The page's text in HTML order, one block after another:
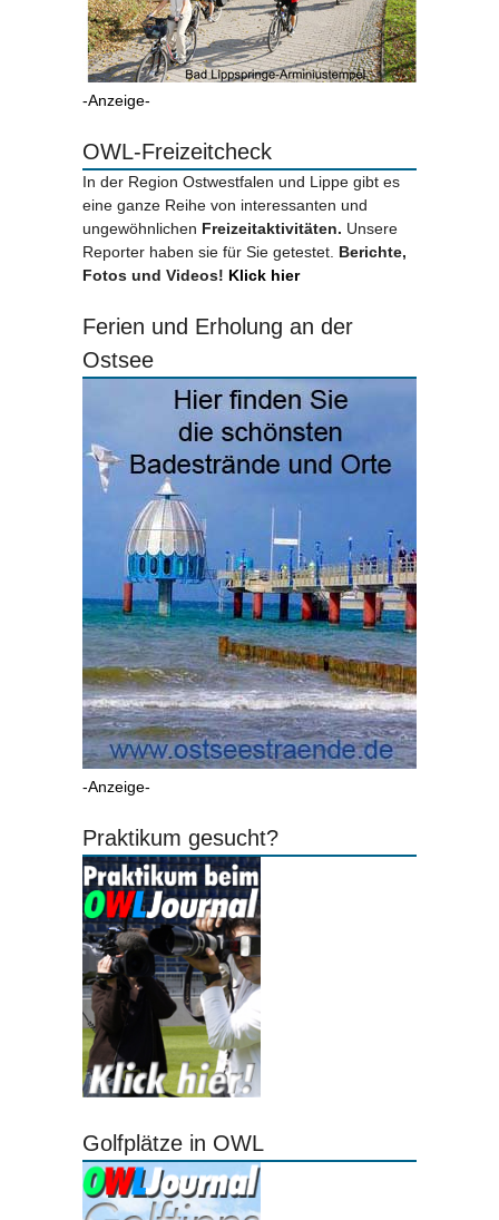
-Anzeige-
OWL-Freizeitcheck
In der Region Ostwestfalen und Lippe gibt es
eine ganze Reihe von interessanten und
ungewöhnlichen Freizeitaktivitäten. Unsere
Reporter haben sie für Sie getestet. Berichte,
Fotos und Videos! Klick hier
Ferien und Erholung an der
Ostsee
-Anzeige-
Praktikum gesucht?
Golfplätze in OWL